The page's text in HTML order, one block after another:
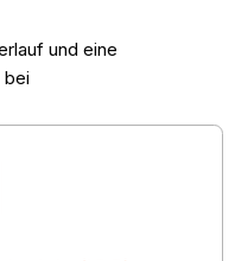
und eine
bei